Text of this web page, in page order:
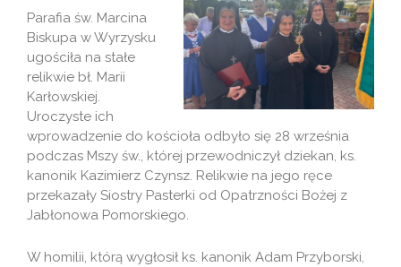
Parafia św. Marcina
Biskupa w Wyrzysku
ugościła na stałe
relikwie bł. Marii
Karłowskiej.
Uroczyste ich
wprowadzenie do kościoła odbyło się 28 września
podczas Mszy św., której przewodniczył dziekan, ks.
kanonik Kazimierz Czynsz. Relikwie na jego ręce
przekazały Siostry Pasterki od Opatrzności Bożej z
Jabłonowa Pomorskiego.
W homilii, którą wygłosił ks. kanonik Adam Przyborski,